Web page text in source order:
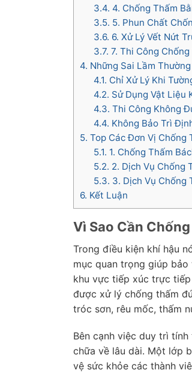
3.4. 4. Chống Thấm
3.5. 5. Phun Chất
3.6. 6. Xử Lý Vết Nứt
3.7. 7. Thi Công
4. Những Sai Lầm
4.1. Chỉ Xử Lý Khi
4.2. Sử Dụng Vật Liệu
4.3. Thi Công Không
4.4. Không Bảo Trì
5. Top Các Đơn Vị Chống
5.1. 1. Chống Thấm
5.2. 2. Dịch Vụ Chống
5.3. 3. Dịch Vụ Chống
6. Kết Luận
Vì Sao Cần
Trong điều kiện khí hậu
mục quan trọng giúp
khu vực tiếp xúc trực
được xử lý chống thấm
tróc sơn, rêu mốc, thấm
Bên cạnh việc duy trì
chữa về lâu dài. Một lớp
vệ sức khỏe các thành